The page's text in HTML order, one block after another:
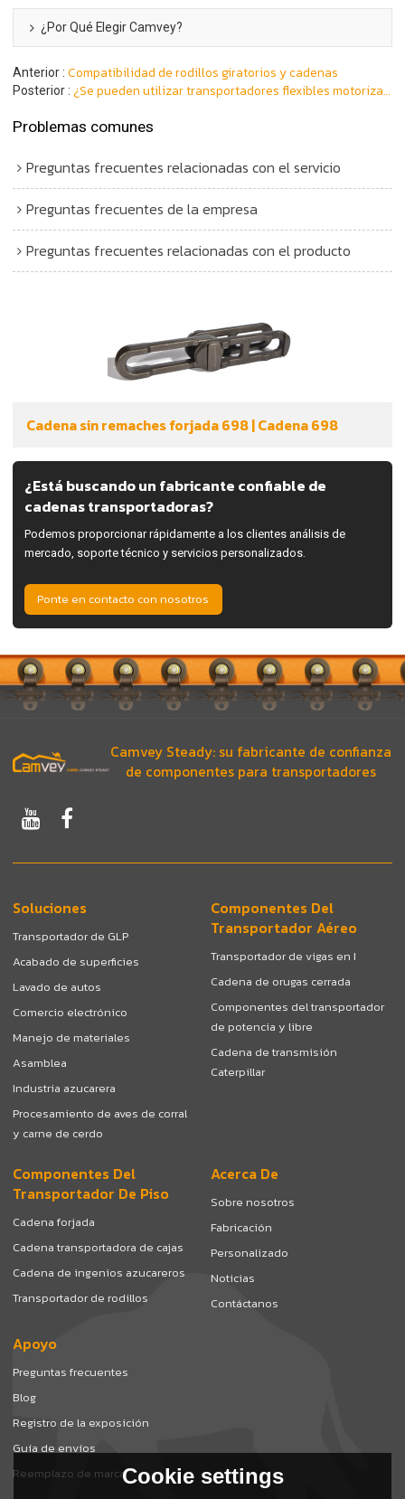
¿Por Qué Elegir Camvey?
Anterior Compatibilidad de rodillos giratorios y cadenas
Posterior
¿Se pueden utilizar transportadores flexibles motorizados en la industria del comercio electrónico?
Problemas comunes
Preguntas frecuentes relacionadas con el servicio
Preguntas frecuentes de la empresa
Preguntas frecuentes relacionadas con el producto
Cadena sin remaches forjada 698 | Cadena 698
¿Está buscando un fabricante confiable de
cadenas transportadoras?
Podemos proporcionar rápidamente a los clientes análisis de
mercado, soporte técnico y servicios personalizados.
Ponte en contacto con nosotros
Camvey Steady: su fabricante de confianza
de componentes para transportadores
Soluciones
Transportador de GLP
Acabado de superficies
Lavado de autos
Comercio electrónico
Manejo de materiales
Asamblea
Industria azucarera
Procesamiento de aves de corral
y carne de cerdo
Componentes Del
Transportador Aéreo
Transportador de vigas en I
Cadena de orugas cerrada
Componentes del transportador
de potencia y libre
Cadena de transmisión
Caterpillar
Componentes Del
Transportador De Piso
Cadena forjada
Cadena transportadora de cajas
Cadena de ingenios azucareros
Transportador de rodillos
Acerca De
Sobre nosotros
Fabricación
Personalizado
Noticias
Contáctanos
Apoyo
Preguntas frecuentes
Blog
Registro de la exposición
Guía de envíos
Reemplazo de marcaCookie settings